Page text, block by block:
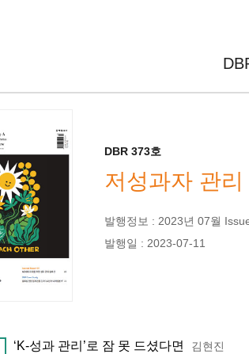
DBR 373호
저성과자 관리
발행정보 : 2023년 07월
발행일 : 2023-07-11
‘K-성과 관리’로 잠 못 드셨다면 김현진